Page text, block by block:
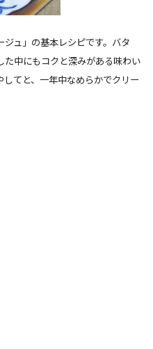
ュ」の基本レシピです。バタ
た中にもコクと深みがある味わい
てと、一年中なめらかでクリー